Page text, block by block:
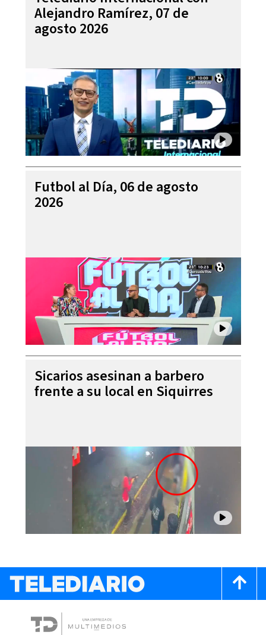
Alejandro Ramírez, 07 de
agosto 2026
Futbol al Día, 06 de agosto
2026
Sicarios asesinan a barbero
frente a su local en Siquirres